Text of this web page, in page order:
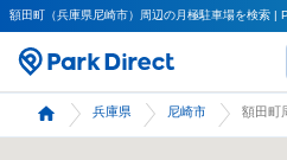
額田町（兵庫県尼崎市）周辺の月極駐車場を検索 |
兵庫県 尼崎市 額田町